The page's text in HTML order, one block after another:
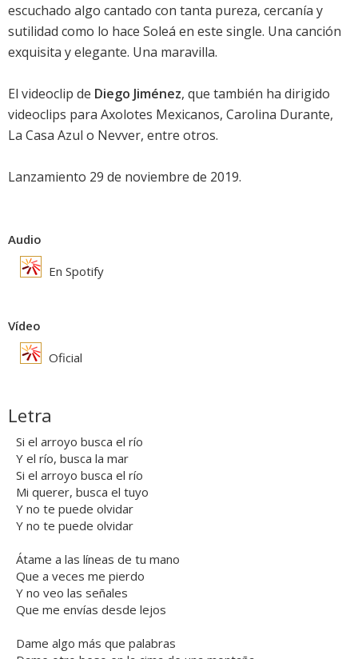
escuchado algo cantado con tanta pureza, cercanía y
sutilidad como lo hace Soleá en este single. Una canción
exquisita y elegante. Una maravilla.
El videoclip de Diego Jiménez, que también ha dirigido
videoclips para Axolotes Mexicanos, Carolina Durante,
La Casa Azul o Nevver, entre otros.
Lanzamiento 29 de noviembre de 2019.
Audio
En Spotify
Vídeo
Oficial
Letra
Si el arroyo busca el río
Y el río, busca la mar
Si el arroyo busca el río
Mi querer, busca el tuyo
Y no te puede olvidar
Y no te puede olvidar
Átame a las líneas de tu mano
Que a veces me pierdo
Y no veo las señales
Que me envías desde lejos
Dame algo más que palabras